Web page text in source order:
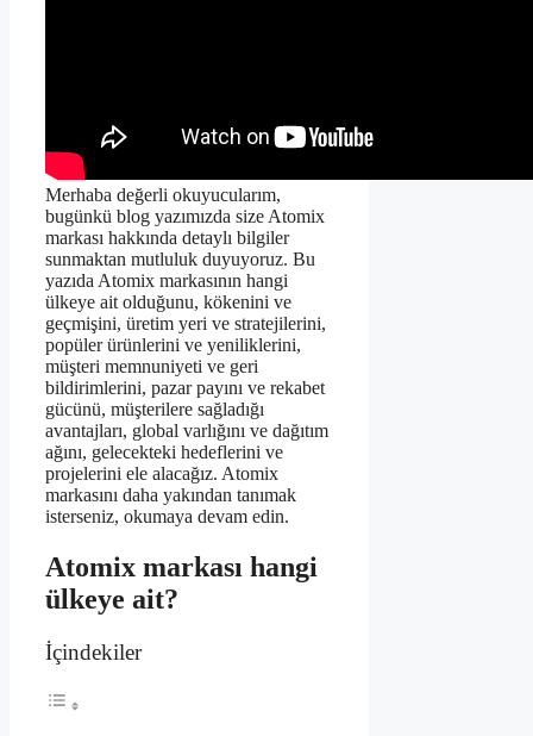
Merhaba değerli okuyucularım,
bugünkü blog yazımızda size Atomix
markası hakkında detaylı bilgiler
sunmaktan mutluluk duyuyoruz. Bu
yazıda Atomix markasının hangi
ülkeye ait olduğunu, kökenini ve
geçmişini, üretim yeri ve stratejilerini,
popüler ürünlerini ve yeniliklerini,
müşteri memnuniyeti ve geri
bildirimlerini, pazar payını ve rekabet
gücünü, müşterilere sağladığı
avantajları, global varlığını ve dağıtım
ağını, gelecekteki hedeflerini ve
projelerini ele alacağız. Atomix
markasını daha yakından tanımak
isterseniz, okumaya devam edin.
Atomix markası hangi
ülkeye ait?
İçindekiler